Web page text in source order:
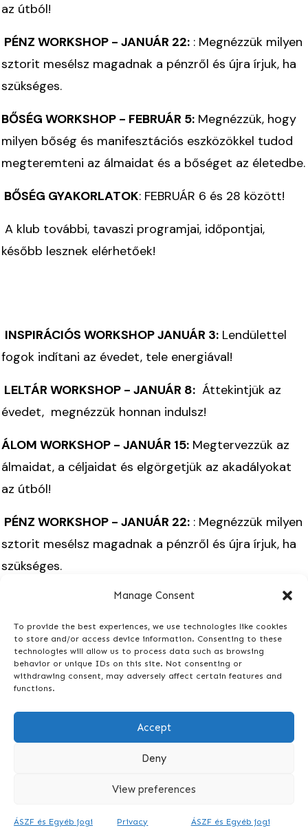
Manage Consent
To provide the best experiences, we use technologies like cookies
to store and/or access device information. Consenting to these
technologies will allow us to process data such as browsing
behavior or unique IDs on this site. Not consenting or
withdrawing consent, may adversely affect certain features and
functions.
Accept
Deny
View preferences
ÁSZF és Egyéb jogi Privacy ÁSZF és Egyéb jogi
az útból!
PÉNZ WORKSHOP - JANUÁR 22: : Megnézzük milyen
sztorit mesélsz magadnak a pénzről és újra írjuk, ha
szükséges.
BŐSÉG WORKSHOP - FEBRUÁR 5: Megnézzük, hogy
milyen bőség és manifesztációs eszközökkel tudod
megteremteni az álmaidat és a bőséget az életedbe.
BŐSÉG GYAKORLATOK: FEBRUÁR 6 és 28 között!
A klub további, tavaszi programjai, időpontjai,
később lesznek elérhetőek!
INSPIRÁCIÓS WORKSHOP JANUÁR 3: Lendülettel
fogok indítani az évedet, tele energiával!
LELTÁR WORKSHOP - JANUÁR 8: Áttekintjük az
évedet, megnézzük honnan indulsz!
ÁLOM WORKSHOP - JANUÁR 15: Megtervezzük az
álmaidat, a céljaidat és elgörgetjük az akadályokat
az útból!
PÉNZ WORKSHOP - JANUÁR 22: : Megnézzük milyen
sztorit mesélsz magadnak a pénzről és újra írjuk, ha
szükséges.
SÉG WORKSHOP - FEBRUÁR 5: Megnézzük, hogy
milyen bőség és manifesztációs eszközökkel tudod
megteremteni az álmaidat és a bőséget az életedbe.
BŐSÉG GYAKORLATOK: FEBRUÁR 6 és 28 között!
A klub további, tavaszi programjai, időpontjai,
később lesznek elérhetőek!